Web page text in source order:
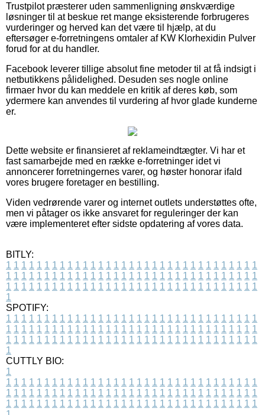
Trustpilot præsterer uden sammenligning ønskværdige
løsninger til at beskue ret mange eksisterende forbrugeres
vurderinger og herved kan det være til hjælp, at du
eftersøger e-forretningens omtaler af KW Klorhexidin Pulver
forud for at du handler.
Facebook leverer tillige absolut fine metoder til at få indsigt i
netbutikkens pålidelighed. Desuden ses nogle online
firmaer hvor du kan meddele en kritik af deres køb, som
ydermere kan anvendes til vurdering af hvor glade kunderne
er.
Dette website er finansieret af reklameindtægter. Vi har et
fast samarbejde med en række e-forretninger idet vi
annoncerer forretningernes varer, og høster honorar ifald
vores brugere foretager en bestilling.
Viden vedrørende varer og internet outlets understøttes ofte,
men vi påtager os ikke ansvaret for reguleringer der kan
være implementeret efter sidste opdatering af vores data.
BITLY:
1 1 1 1 1 1 1 1 1 1 1 1 1 1 1 1 1 1 1 1 1 1 1 1 1 1 1 1 1 1 1 1 1
1 1 1 1 1 1 1 1 1 1 1 1 1 1 1 1 1 1 1 1 1 1 1 1 1 1 1 1 1 1 1 1 1
1 1 1 1 1 1 1 1 1 1 1 1 1 1 1 1 1 1 1 1 1 1 1 1 1 1 1 1 1 1 1 1 1
1
SPOTIFY:
1 1 1 1 1 1 1 1 1 1 1 1 1 1 1 1 1 1 1 1 1 1 1 1 1 1 1 1 1 1 1 1 1
1 1 1 1 1 1 1 1 1 1 1 1 1 1 1 1 1 1 1 1 1 1 1 1 1 1 1 1 1 1 1 1 1
1 1 1 1 1 1 1 1 1 1 1 1 1 1 1 1 1 1 1 1 1 1 1 1 1 1 1 1 1 1 1 1 1
1
CUTTLY BIO:
1
1 1 1 1 1 1 1 1 1 1 1 1 1 1 1 1 1 1 1 1 1 1 1 1 1 1 1 1 1 1 1 1 1
1 1 1 1 1 1 1 1 1 1 1 1 1 1 1 1 1 1 1 1 1 1 1 1 1 1 1 1 1 1 1 1 1
1 1 1 1 1 1 1 1 1 1 1 1 1 1 1 1 1 1 1 1 1 1 1 1 1 1 1 1 1 1 1 1 1